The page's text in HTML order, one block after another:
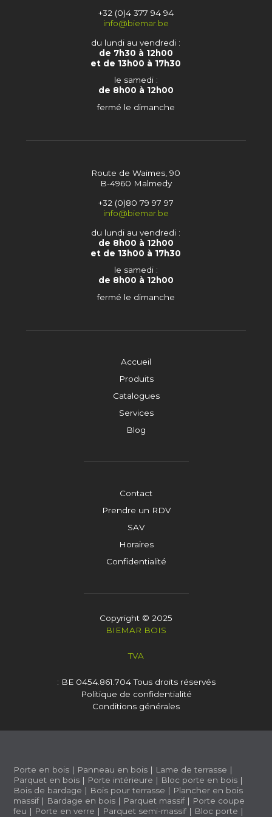
Accueil
Produits
Catalogues
Services
Blog
Contact
Prendre un RDV
SAV
Horaires
Confidentialité
+32 (0)4 377 94 94
info@biemar.be
du lundi au vendredi :
de 7h30 à 12h00
et de 13h00 à 17h30
le samedi :
de 8h00 à 12h00
fermé le dimanche
Route de Waimes, 90
B-4960 Malmedy
+32 (0)80 79 97 97
info@biemar.be
du lundi au vendredi :
de 8h00 à 12h00
et de 13h00 à 17h30
le samedi :
de 8h00 à 12h00
fermé le dimanche
Copyright © 2025
BIEMAR BOIS
TVA
: BE 0454.861.704Tous droits réservés
Politique de confidentialité
Conditions générales
Porte en bois | Panneau en bois | Lame de terrasse |
Parquet en bois | Porte intérieure | Bloc porte en bois |
Bois de bardage | Bois pour terrasse | Plancher en bois
massif| Bardage en bois | Parquet massif| Porte coupe
feu | Porte en verre | Parquet semi-massif| Bloc porte |